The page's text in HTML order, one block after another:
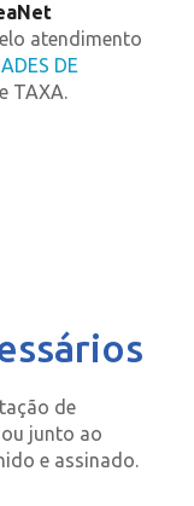
atendimento
DE
TAXA.
de
junto ao
e assinado.